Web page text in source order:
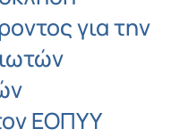
για την
ΕΟΠΥΥ